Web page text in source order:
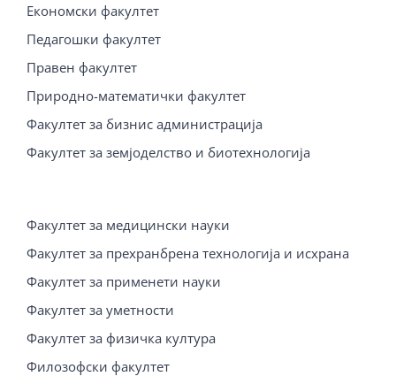
Економски факултет
Педагошки факултет
Правен факултет
Природно-математички факултет
Факултет за бизнис администрација
Факултет за земјоделство и биотехнологија
Факултет за медицински науки
Факултет за прехранбрена технологија и исхрана
Факултет за применети науки
Факултет за уметности
Факултет за физичка култура
Филозофски факултет